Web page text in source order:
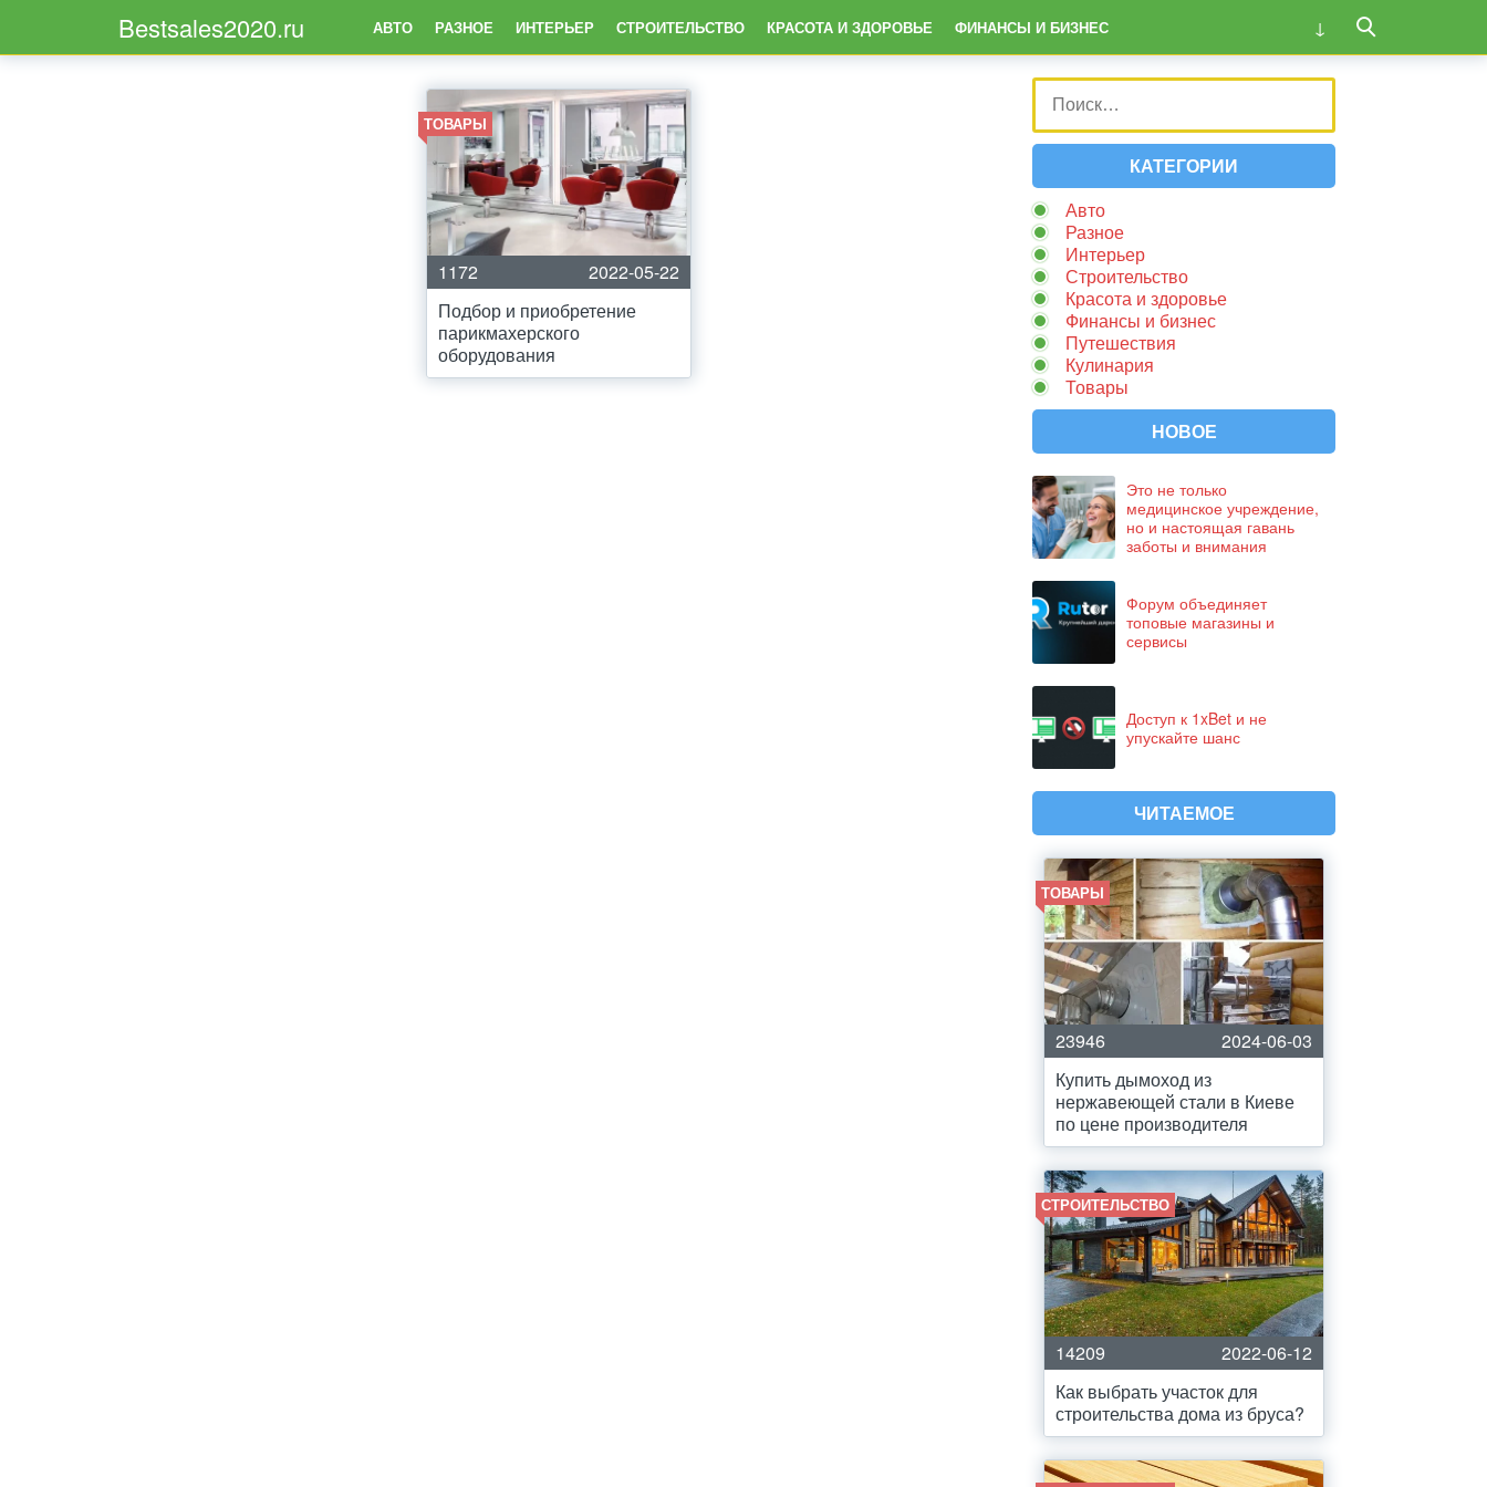
Bestsales2020.ru АВТО РАЗНОЕ ИНТЕРЬЕР СТРОИТЕЛЬСТВО КРАСОТА И ЗДОРОВЬЕ ФИНАНСЫ И БИЗНЕС
ТОВАРЫ
1172
2022-05-22
Подбор и приобретение
парикмахерского
оборудования
КАТЕГОРИИ
Авто
Разное
Интерьер
Строительство
Красота и здоровье
Финансы и бизнес
Путешествия
Кулинария
Товары
НОВОЕ
Это не только
медицинское учреждение,
но и настоящая гавань
заботы и внимания
Форум объединяет
топовые магазины и
сервисы
Доступ к 1xBet и не
упускайте шанс
ЧИТАЕМОЕ
ТОВАРЫ
23946
2024-06-03
Купить дымоход из
нержавеющей стали в Киеве
по цене производителя
СТРОИТЕЛЬСТВО
14209
2022-06-12
Как выбрать участок для
строительства дома из бруса?